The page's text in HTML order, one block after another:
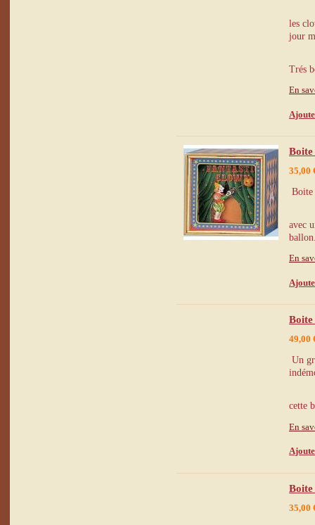
les
jour
Trés
En
35,00
Boite
avec
En
Boite
49,00
Un
cette
En
35,00